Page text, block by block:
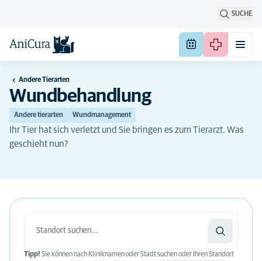
SUCHE
Andere Tierarten
Wundbehandlung
Andere tierarten Wundmanagement
Ihr Tier hat sich verletzt und Sie bringen es zum Tierarzt. Was
geschieht nun?
Tipp! Sie können nach Kliniknamen oder Stadt suchen oder Ihren Standort